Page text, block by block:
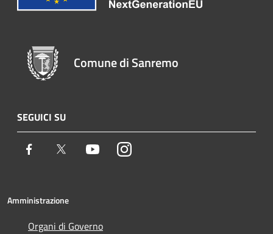
Comune di Sanremo
SEGUICI SU
Facebook Twitter YoutubeInstagram
Amministrazione
Organi di Governo